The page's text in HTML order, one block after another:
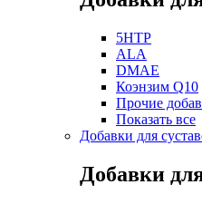
5HTP
ALA
DMAE
Коэнзим Q10
Прочие
Показать все
Добавки для
Добавки